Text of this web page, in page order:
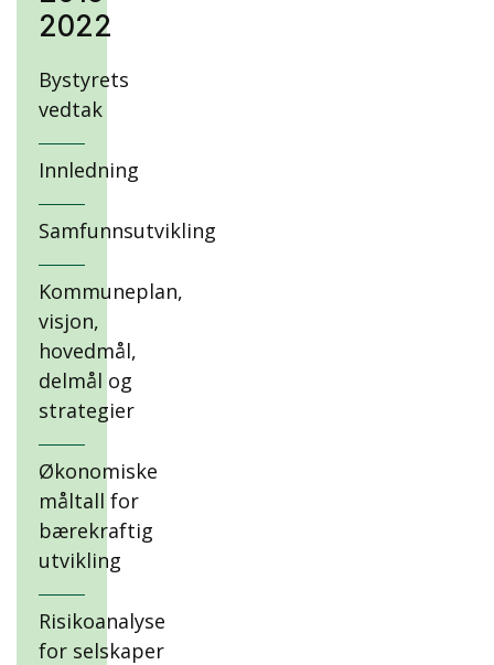
2022
Bystyrets
vedtak
Innledning
Samfunnsutvikling
Kommuneplan,
visjon,
hovedmål,
delmål og
strategier
Økonomiske
måltall for
bærekraftig
utvikling
Risikoanalyse
for selskaper